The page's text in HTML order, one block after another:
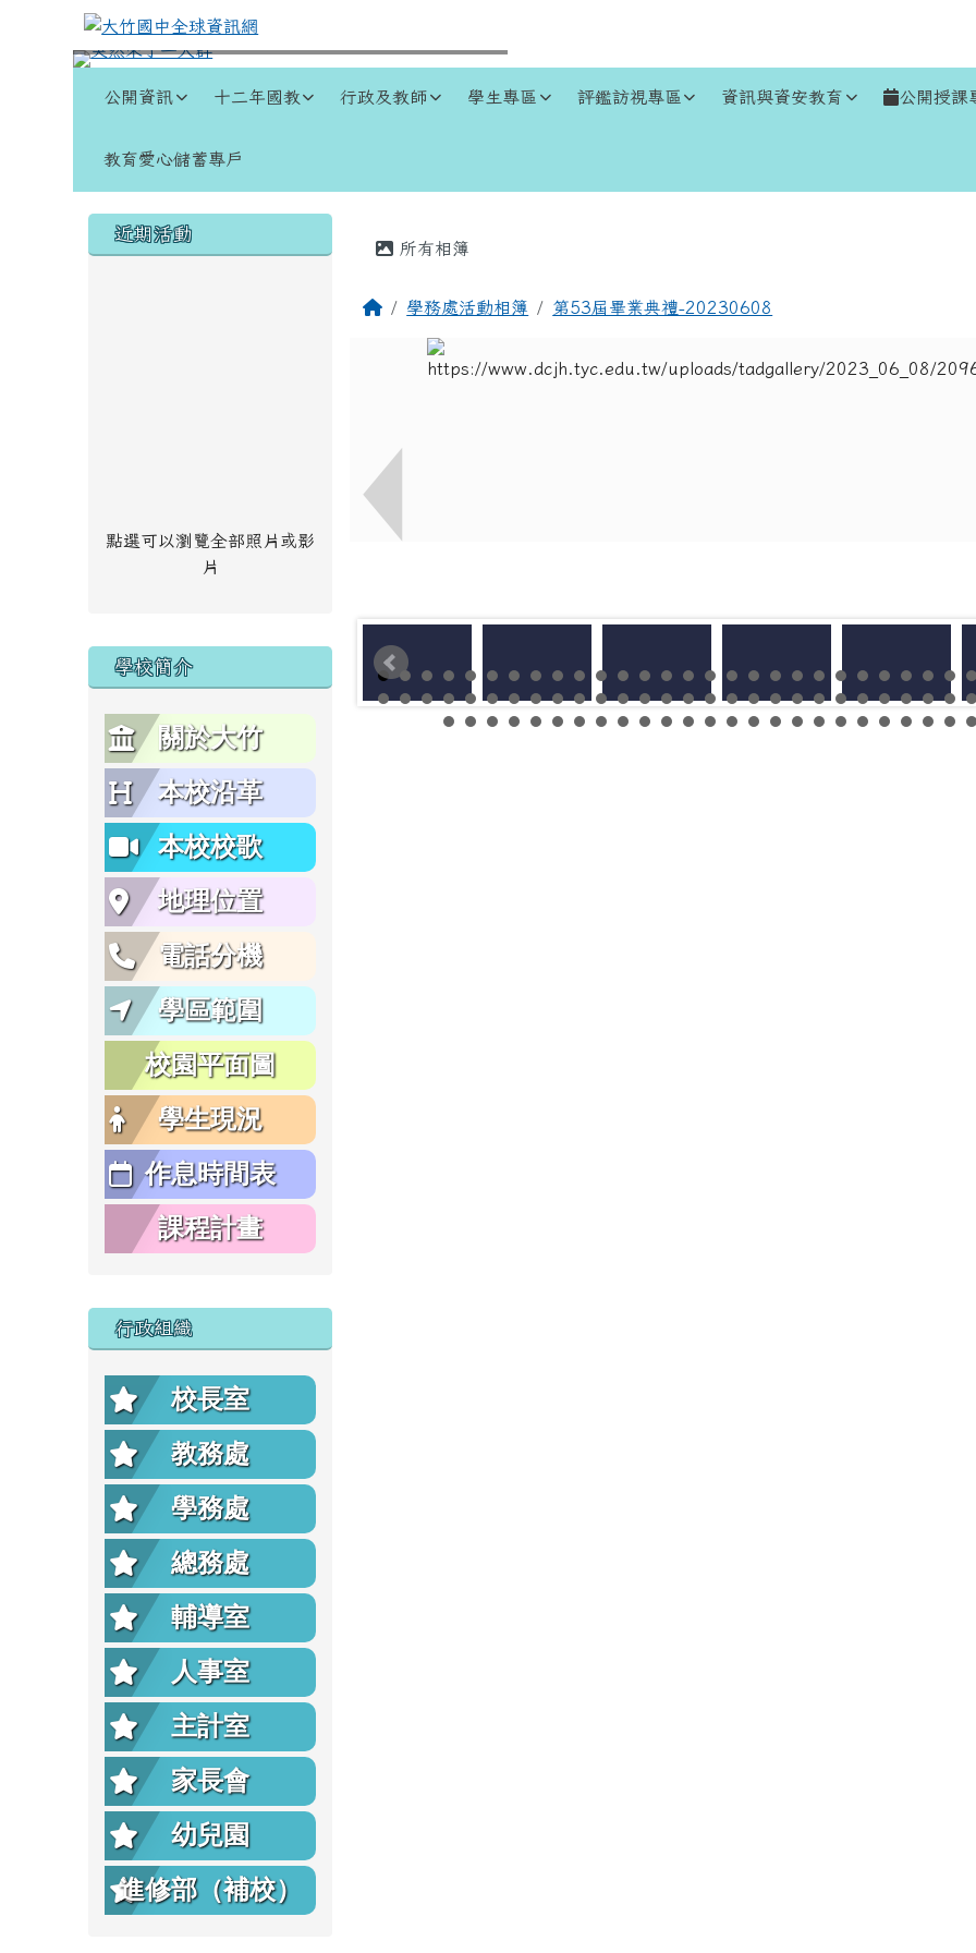
跳至主內容區
大竹國中全球資訊網
公開資訊 十二年國教 行政及教師 學生專區 評鑑訪視專區 資訊與資安教育 公開授課
教育愛心儲蓄專戶
左邊區域內容
近期活動
點選可以瀏覽全部照片或影
片
學校簡介
關於大竹
本校沿革
本校校歌
地理位置
電話分機
學區範圍
校園平面圖
學生現況
作息時間表
課程計畫
行政組織
校長室
教務處
學務處
總務處
輔導室
人事室
主計室
家長會
幼兒園
進修部（補校）
主內容區域
所有相簿
回首頁學務處活動相簿 第53屆畢業典禮-20230608
頁尾區域